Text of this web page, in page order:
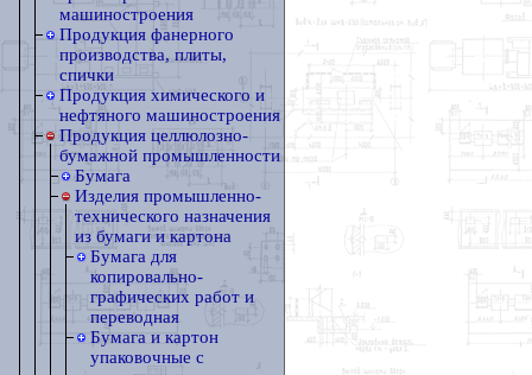
машиностроения
Продукция фанерного
производства, плиты,
спички
Продукция химического и
нефтяного машиностроения
Продукция целлюлозно-
бумажной промышленности
Бумага
Изделия промышленно-
технического назначения
из бумаги и картона
Бумага для
копировально-
графических работ и
переводная
Бумага и картон
упаковочные с